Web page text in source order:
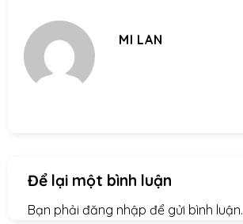
MI LAN
Để lại một bình luận
Bạn phải đăng nhập để gửi bình luận.